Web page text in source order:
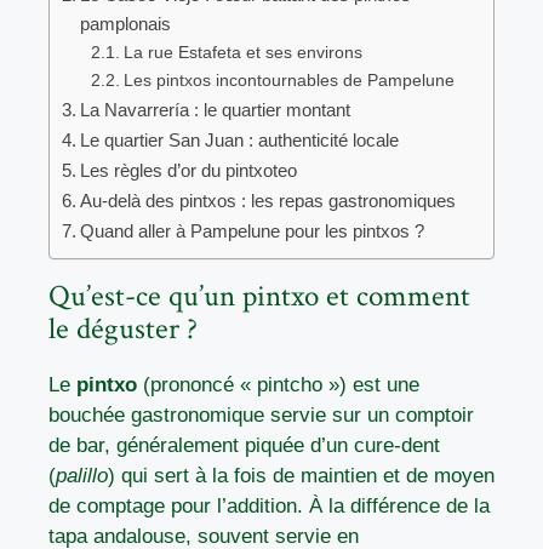
pamplonais
La rue Estafeta et ses environs
Les pintxos incontournables de Pampelune
La Navarrería : le quartier montant
Le quartier San Juan : authenticité locale
Les règles d’or du pintxoteo
Au-delà des pintxos : les repas gastronomiques
Quand aller à Pampelune pour les pintxos ?
Qu’est-ce qu’un pintxo et comment
le déguster ?
Le pintxo (prononcé « pintcho ») est une
bouchée gastronomique servie sur un comptoir
de bar, généralement piquée d’un cure-dent
(palillo) qui sert à la fois de maintien et de moyen
de comptage pour l’addition. À la différence de la
tapa andalouse, souvent servie en